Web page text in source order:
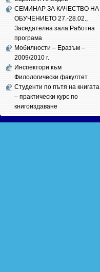
СЕМИНАР ЗА КАЧЕСТВО НА
ОБУЧЕНИЕТО 27.-28.02.,
Заседателна зала Работна
програма
Мобилности – Еразъм –
2009/2010 г.
Инспектори към
Филологически факултет
Студенти по пътя на книгата
– практически курс по
книгоиздаване